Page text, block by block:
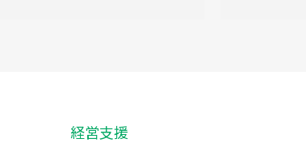
経営支援